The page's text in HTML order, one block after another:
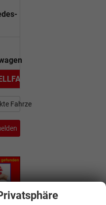
Fahrzeuge (